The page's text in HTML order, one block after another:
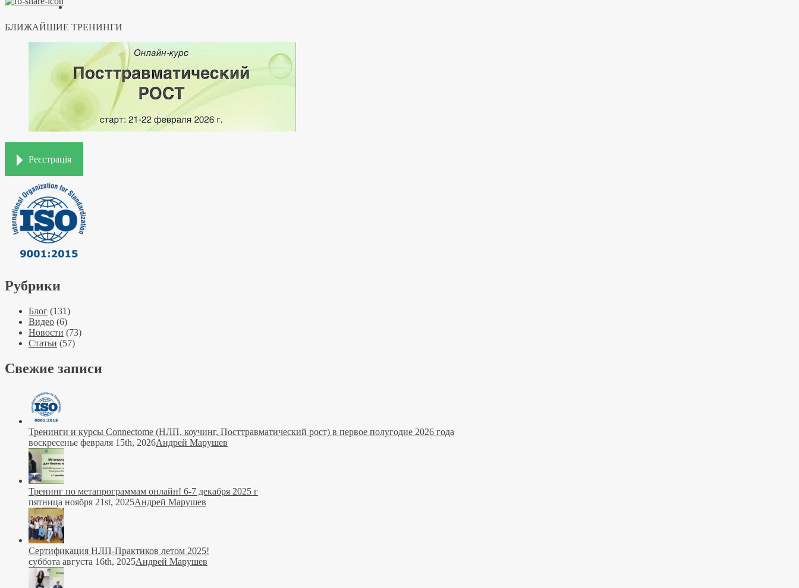
БЛИЖАЙШИЕ ТРЕНИНГИ
Реєстрація
Рубрики
Блог (131)
Видео (6)
Новости (73)
Статьи (57)
Свежие записи
Тренинги и курсы Connectome (НЛП, коучинг, Посттравматический рост) в первое полугодие 2026 года
воскресенье февраля 15th, 2026Андрей Марушев
Тренинг по метапрограммам онлайн! 6-7 декабря 2025 г
пятница ноября 21st, 2025Андрей Марушев
Сертификация НЛП-Практиков летом 2025!
суббота августа 16th, 2025Андрей Марушев